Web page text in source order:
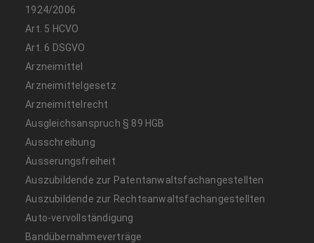
1924/2006
Art. 5 HCVO
Art. 6 DSGVO
Arzneimittel
Arzneimittelgesetz
Arzneimittelrecht
Ausgleichsanspruch § 89 HGB
Ausschreibung
Äusserungsfreiheit
Auszubildende zur Patentanwaltsfachangestellten
Auszubildende zur Rechtsanwaltsfachangestellten
Auto-vervollständigung
Bandübernahmeverträge